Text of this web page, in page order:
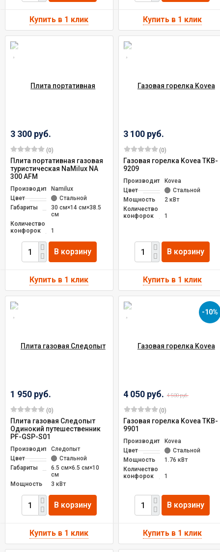
3 300 руб.
(0)
Плита портативная газовая
туристическая NaMilux NA
300 AFM
ПроизводительNamilux
Цвет
Стальной
Габариты
30 см×14 см×38.5
см
Количество
конфорок
1
В корзину
3 100 руб.
(0)
Газовая горелка Kovea TKB-
9209
ПроизводительKovea
Цвет
Стальной
Мощность
2 кВт
Количество
конфорок
1
В корзину
1 950 руб.
(0)
Плита газовая Следопыт
Одинокий путешественник
PF-GSP-S01
ПроизводительСледопыт
Цвет
Стальной
Габариты
6.5 см×6.5 см×10
см
Мощность
3 кВт
В корзину
-10%
4 050 руб. 4 500 руб.
(0)
Газовая горелка Kovea TKB-
9901
ПроизводительKovea
Цвет
Стальной
Мощность
1.76 кВт
Количество
конфорок
1
В корзину